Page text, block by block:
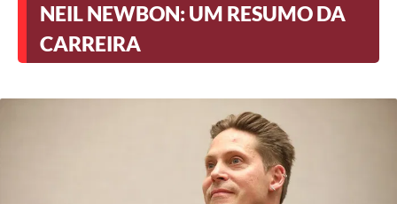
NEIL NEWBON: UM RESUMO DA
CARREIRA